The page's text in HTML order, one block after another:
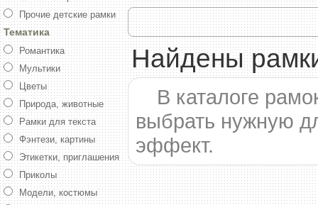
Прочие детские рамки
Тематика
Романтика
Мультики
Цветы
Природа, животные
Рамки для текста
Фэнтези, картины
Этикетки, приглашения
Приколы
Модели, костюмы
Найдены
В каталоге
выбрать нужную
эффект.